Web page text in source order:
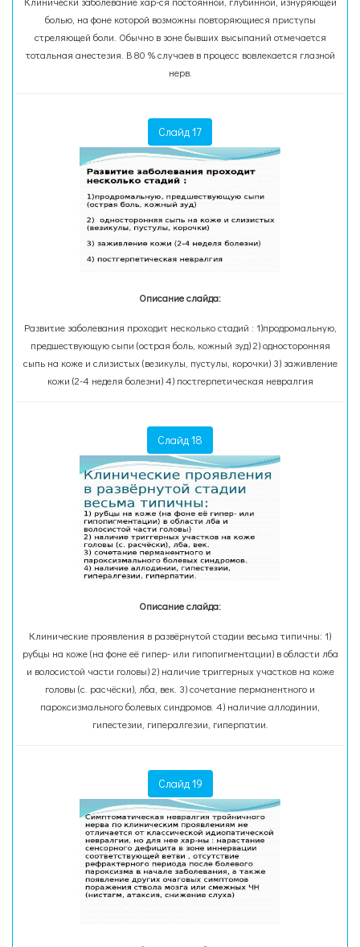
болью, на фоне которой возможны повторяющиеся приступы
стреляющей боли. Обычно в зоне бывших высыпаний отмечается
тотальная анестезия. В 80 % случаев в процесс вовлекается глазной
нерв.
Слайд 17
Описание слайда:
Развитие заболевания проходит несколько стадий : 1)продромальную,
предшествующую сыпи (острая боль, кожный зуд) 2) односторонняя
сыпь на коже и слизистых (везикулы, пустулы, корочки) 3) заживление
кожи (2-4 неделя болезни) 4) постгерпетическая невралгия
Слайд 18
Описание слайда:
Клинические проявления в развёрнутой стадии весьма типичны: 1)
рубцы на коже (на фоне её гипер- или гипопигментации) в области лба
и волосистой части головы) 2) наличие триггерных участков на коже
головы (с. расчёски), лба, век. 3) сочетание перманентного и
пароксизмального болевых синдромов. 4) наличие аллодинии,
гипестезии, гипералгезии, гиперпатии.
Слайд 19